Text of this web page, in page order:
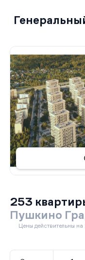
253
Пушкино
Цены действительны